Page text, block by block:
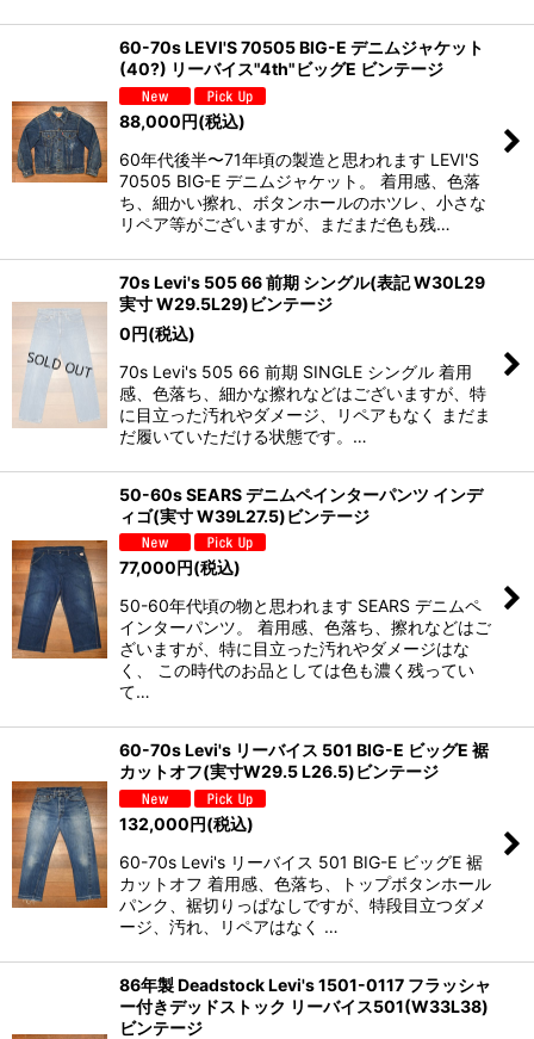
60-70s LEVI'S 70505 BIG-E デニムジャケット
(40?) リーバイス"4th"ビッグE ビンテージ
88,000円(税込)
60年代後半〜71年頃の製造と思われます LEVI'S
70505 BIG-E デニムジャケット。 着用感、色落
ち、細かい擦れ、ボタンホールのホツレ、小さな
リペア等がございますが、まだまだ色も残…
70s Levi's 505 66 前期 シングル(表記 W30L29
実寸 W29.5L29)ビンテージ
0円(税込)
70s Levi's 505 66 前期 SINGLE シングル 着用
感、色落ち、細かな擦れなどはございますが、特
に目立った汚れやダメージ、リペアもなく まだま
だ履いていただける状態です。…
50-60s SEARS デニムペインターパンツ インデ
ィゴ(実寸 W39L27.5)ビンテージ
77,000円(税込)
50-60年代頃の物と思われます SEARS デニムペ
インターパンツ。 着用感、色落ち、擦れなどはご
ざいますが、特に目立った汚れやダメージはな
く、 この時代のお品としては色も濃く残ってい
て…
60-70s Levi's リーバイス 501 BIG-E ビッグE 裾
カットオフ(実寸W29.5 L26.5)ビンテージ
132,000円(税込)
60-70s Levi's リーバイス 501 BIG-E ビッグE 裾
カットオフ 着用感、色落ち、トップボタンホール
パンク、裾切りっぱなしですが、特段目立つダメ
ージ、汚れ、リペアはなく …
86年製 Deadstock Levi's 1501-0117 フラッシャ
ー付きデッドストック リーバイス501(W33L38)
ビンテージ